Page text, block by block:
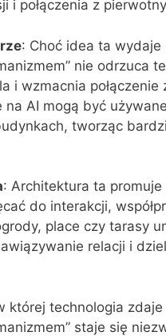
i połączenia z
: Choć idea ta wydaje
nie odrzuca
i wzmacnia połączenie
AI mogą być
tworząc
: Architektura ta
do interakcji,
place czy tarasy
relacji i
której technologia
staje się